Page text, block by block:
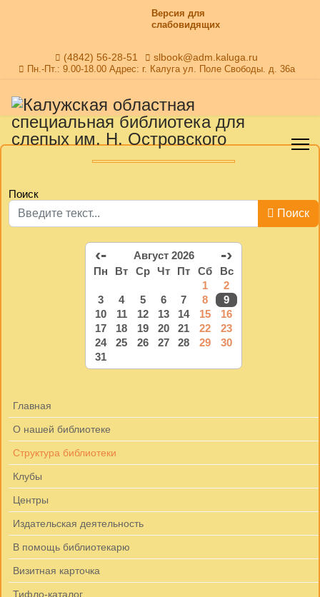
Версия для
слабовидящих
(4842) 56-28-51 slbook@adm.kaluga.ru
Пн.-Пт.: 9.00-18.00 Адрес: г. Калуга ул. Поле Свободы. д. 36а
Поиск
Поиск
‹- Август 2026 -›
Пн Вт Ср Чт Пт Сб
Вс
1
2
3
4 5 6 7 8
9
10
11 12 13 14 15
16
17
18 19 20 21 22
23
24
25 26 27 28 29
30
31
Главная
О нашей библиотеке
Структура библиотеки
Клубы
Центры
Издательская деятельность
В помощь библиотекарю
Визитная карточка
Тифло-каталог